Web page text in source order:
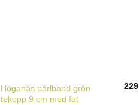
Höganäs pärlband grön
tekopp 9 cm med fat
229